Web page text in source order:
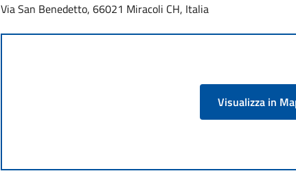
Via San Benedetto, 66021 Miracoli CH, Italia
Visualizza in